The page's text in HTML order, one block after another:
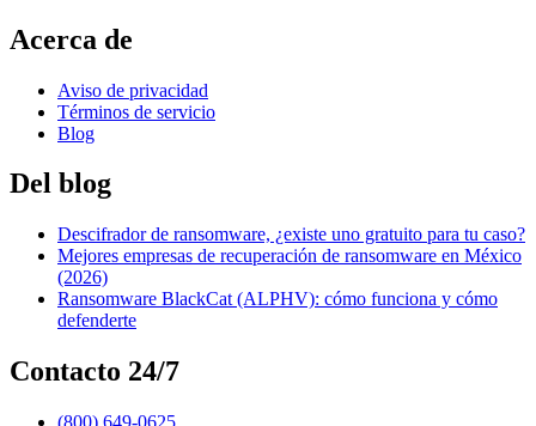
Acerca de
Aviso de privacidad
Términos de servicio
Blog
Del blog
Descifrador de ransomware, ¿existe uno gratuito para tu caso?
Mejores empresas de recuperación de ransomware en México
(2026)
Ransomware BlackCat (ALPHV): cómo funciona y cómo
defenderte
Contacto 24/7